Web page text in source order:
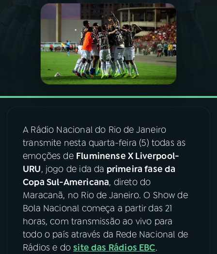
PROGRAMAS
VIDEOCASTS
07 ÚLTIMAS
08FESTIVAL DE MÚSICA
ACOMPANHE A RÁDIO NACIONAL
YouTube Facebook
Instagram X
A Rádio Nacional do Rio de Janeiro
transmite nesta quarta-feira (5) todas as
emoções de Fluminense X Liverpool-
URU, jogo de ida da primeira fase da
Copa Sul-Americana, direto do
Maracanã, no Rio de Janeiro. O Show de
Bola Nacional começa a partir das 21
horas, com transmissão ao vivo para
todo o país através da Rede Nacional de
Rádios e dosite das Rádios EBC.